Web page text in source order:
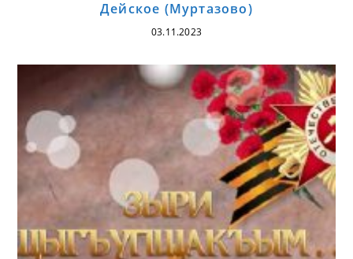
Дейское (Муртазово)
03.11.2023